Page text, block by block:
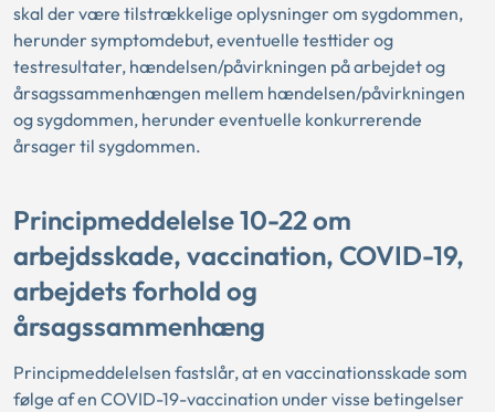
skal der være tilstrækkelige oplysninger om sygdommen,
herunder symptomdebut, eventuelle testtider og
testresultater, hændelsen/påvirkningen på arbejdet og
årsagssammenhængen mellem hændelsen/påvirkningen
og sygdommen, herunder eventuelle konkurrerende
årsager til sygdommen.
Principmeddelelse 10-22 om
arbejdsskade, vaccination, COVID-19,
arbejdets forhold og
årsagssammenhæng
Principmeddelelsen fastslår, at en vaccinationsskade som
følge af en COVID-19-vaccination under visse betingelser